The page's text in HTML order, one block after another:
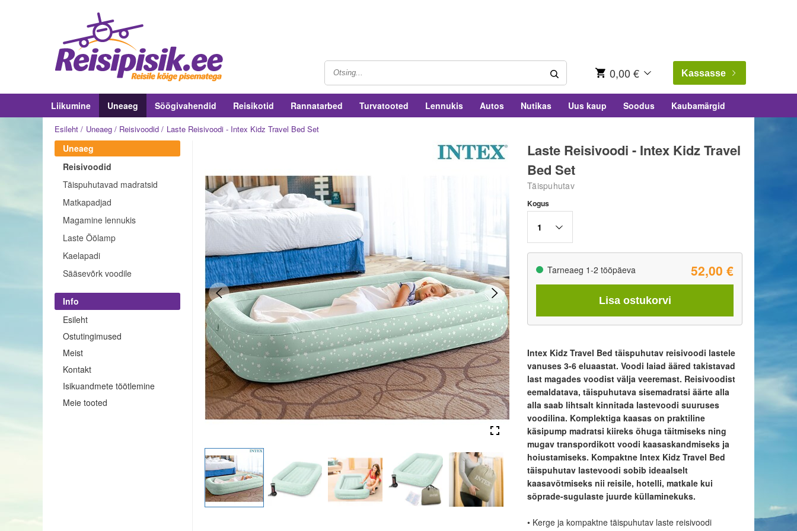
0,00 € Kassasse
Liikumine Uneaeg Söögivahendid Reisikotid Rannatarbed Turvatooted Lennukis Autos Nutikas Uus kaup Soodus Kaubamärgid
Esileht Uneaeg Reisivoodid Laste Reisivoodi - Intex Kidz Travel Bed Set
Uneaeg
Reisivoodid
Täispuhutavad madratsid
Matkapadjad
Magamine lennukis
Laste Öölamp
Kaelapadi
Sääsevõrk voodile
Info
Esileht
Ostutingimused
Meist
Kontakt
Isikuandmete töötlemine
Meie tooted
Laste Reisivoodi - Intex Kidz Travel
Bed Set
Täispuhutav
Kogus
1
Tarneaeg 1-2 tööpäeva 52,00 €
Lisa ostukorvi
Intex Kidz Travel Bed täispuhutav reisivoodi lastele
vanuses 3-6 eluaastat. Voodi laiad ääred takistavad
last magades voodist välja veeremast. Reisivoodist
eemaldatava, täispuhutava sisemadratsi äärte alla
alla saab lihtsalt kinnitada lastevoodi suuruses
voodilina. Komplektiga kaasas on praktiline
käsipumpmadratsi kiireks õhuga täitmiseks ning
mugav transpordikott voodi kaasaskandmiseks ja
hoiustamiseks. Kompaktne Intex Kidz Travel Bed
täispuhutav lastevoodi sobib ideaalselt
kaasavõtmiseks nii reisile, hotelli, matkale kui
sõprade-sugulaste juurde küllaminekuks.
• Kerge ja kompaktne täispuhutav laste reisivoodi